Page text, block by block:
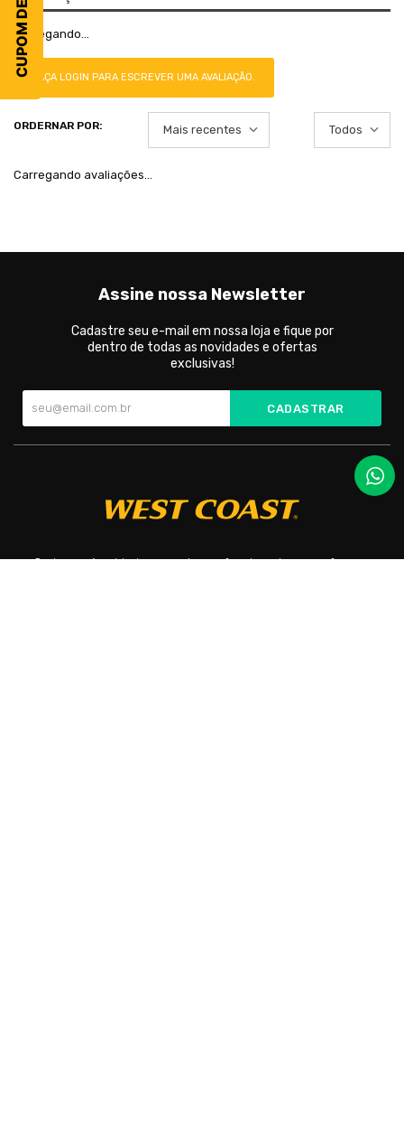
Carregando…
FAÇA LOGIN PARA ESCREVER UMA AVALIAÇÃO.
Mais recentes Todos
Carregando avaliações…
Assine nossa Newsletter
Cadastre seu e-mail em nossa loja e fique por
dentro de todas as novidades e ofertas
exclusivas!
CADASTRAR
Cada par é cuidadosamente confeccionado para oferecer